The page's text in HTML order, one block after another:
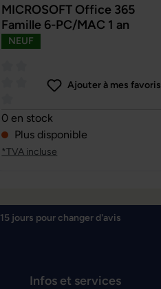
MICROSOFT Office 365
Famille 6-PC/MAC 1 an
NEUF
Note moyenne de 0 sur 5 étoiles
Ajouter à mes favoris
0 en stock
Plus disponible
*TVA incluse
15 jours pour changer d'avis
Infos et services